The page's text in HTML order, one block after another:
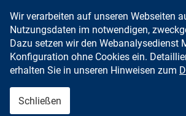
Zum
Wir verarbeiten auf unseren Webseiten
Nutzungsdaten im notwendigen,
Dazu setzen wir den Webanalysedienst
Konfiguration ohne Cookies ein.
erhalten Sie in unseren Hinweisen zum
Schließen